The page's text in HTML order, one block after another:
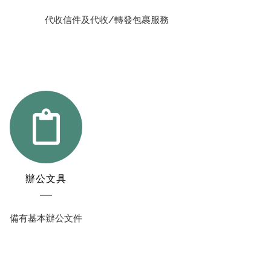
代收信件及代收/轉發包裹服務
辦公文具
備有基本辦公文件